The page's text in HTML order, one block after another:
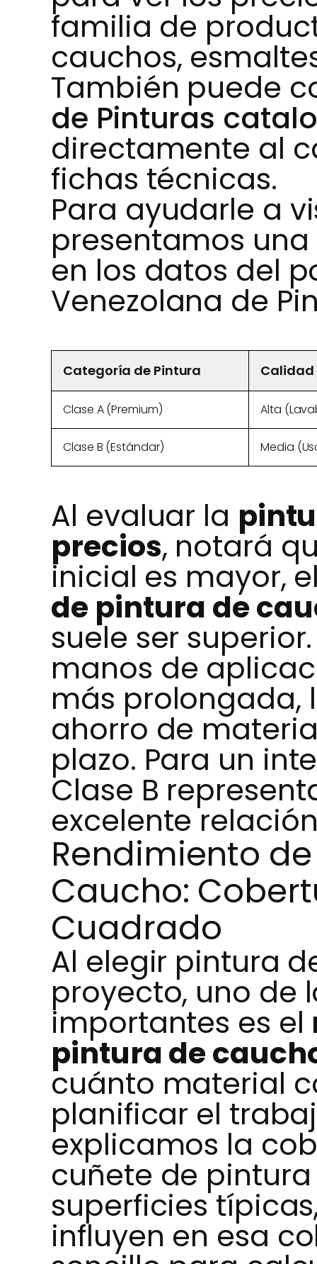
familia de
cauchos,
También puede
de Pinturas
directamente al
fichas técnicas.
Para ayudarle a
presentamos
en los datos del
Venezolana de
Categoría de Pintura
Clase A (Premium) Alta
Clase B (Estándar) Media
Al evaluar la
precios, notará
inicial es mayor,
de pintura de
suele ser
manos de
más prolongada,
ahorro de
plazo. Para un
Clase B
excelente
Rendimiento
Caucho:
Cuadrado
Al elegir pintura
proyecto, uno de
importantes es el
pintura de
cuánto material
planificar el
explicamos la
cuñete de
superficies
influyen en esa